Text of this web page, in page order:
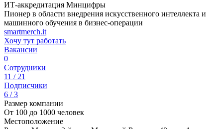
ИТ-аккредитация Минцифры
Пионер в области внедрения искусственного интеллекта и
машинного обучения в бизнес-операции
smartmerch.it
Хочу тут работать
Вакансии
0
Сотрудники
11 / 21
Подписчики
6 / 3
Размер компании
От 100 до 1000 человек
Местоположение